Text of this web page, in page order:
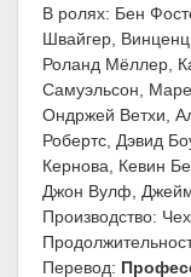
В ролях: Бен
Швайгер,
Роланд Мёллер,
Самуэльсон,
Ондржей Ветхи,
Робертс, Дэвид
Кернова, Кевин
Джон Вулф,
Производство:
Перевод: